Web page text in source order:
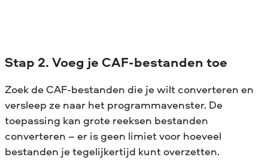
Stap 2. Voeg je CAF-bestanden toe
Zoek de CAF-bestanden die je wilt converteren en
versleep ze naar het programmavenster. De
toepassing kan grote reeksen bestanden
converteren – er is geen limiet voor hoeveel
bestanden je tegelijkertijd kunt overzetten.